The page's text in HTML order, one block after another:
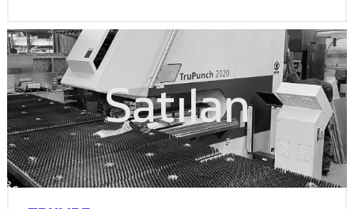
Satılan